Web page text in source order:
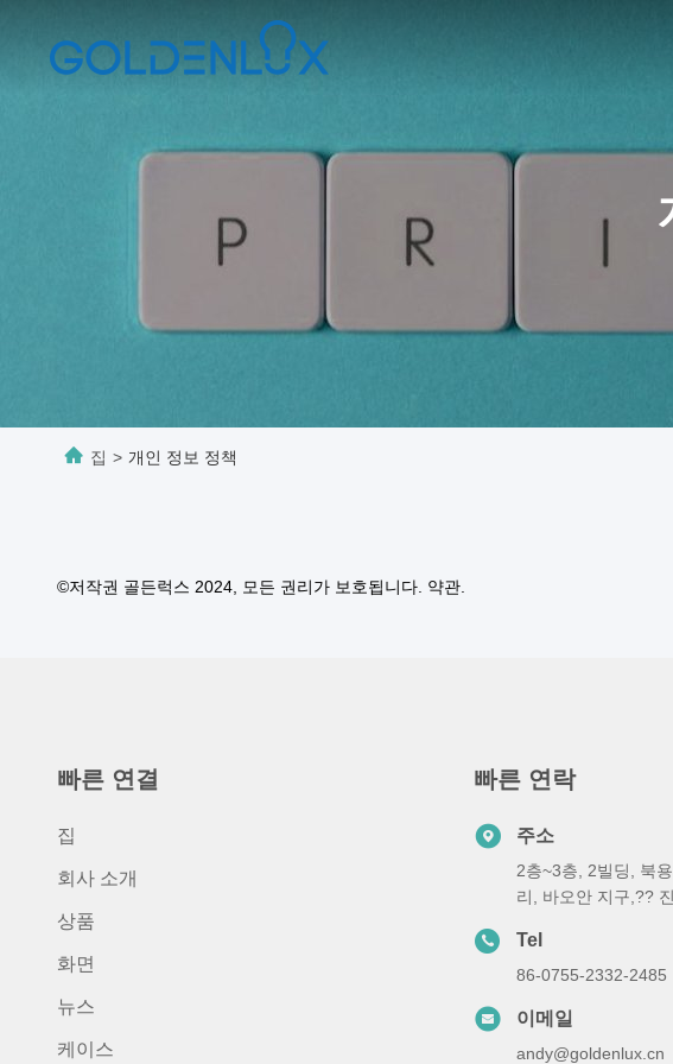
집 > 개인 정보 정책
©저작권 골든럭스 2024, 모든 권리가 보호됩니다. 약관.
빠른 연결
집
회사 소개
상품
화면
뉴스
케이스
빠른 연락
주소
2층~3층, 2빌딩, 북
리, 바오안 지구,??
Tel
86-0755-2332-2485
이메일
andy@goldenlux.cn